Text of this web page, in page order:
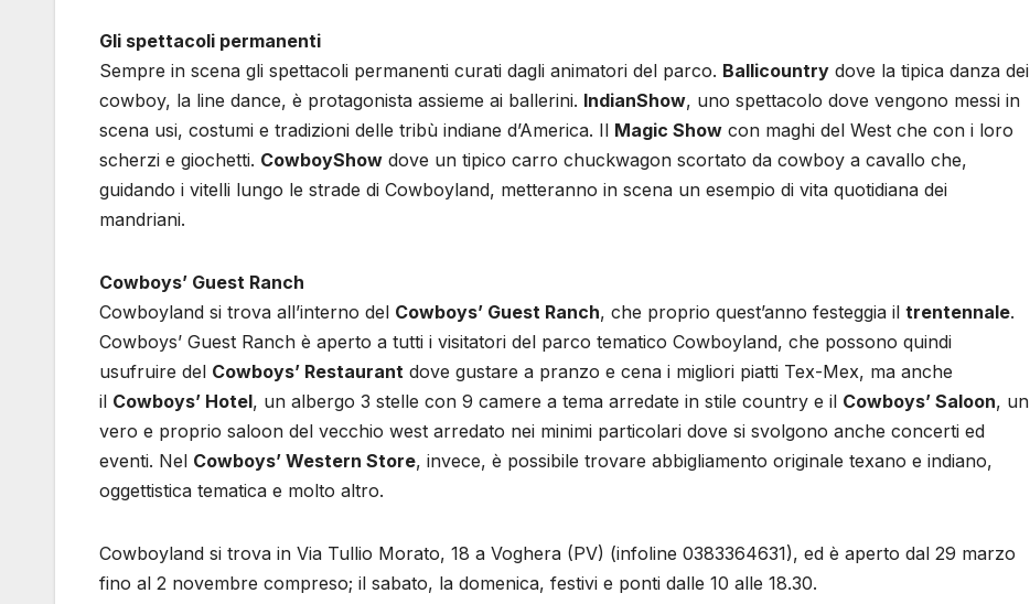
Gli spettacoli permanenti
Sempre in scena gli spettacoli permanenti curati dagli animatori del parco. Ballicountry dove la tipica danza dei
cowboy, la line dance, è protagonista assieme ai ballerini. IndianShow, uno spettacolo dove vengono messi in
scena usi, costumi e tradizioni delle tribù indiane d’America. Il Magic Show con maghi del West che con i loro
scherzi e giochetti. CowboyShow dove un tipico carro chuckwagon scortato da cowboy a cavallo che,
guidando i vitelli lungo le strade di Cowboyland, metteranno in scena un esempio di vita quotidiana dei
mandriani.
Cowboys’ Guest Ranch
Cowboyland si trova all’interno del Cowboys’ Guest Ranch, che proprio quest’anno festeggia il trentennale.
Cowboys’ Guest Ranch è aperto a tutti i visitatori del parco tematico Cowboyland, che possono quindi
usufruire del Cowboys’ Restaurant dove gustare a pranzo e cena i migliori piatti Tex-Mex, ma anche
il Cowboys’ Hotel, un albergo 3 stelle con 9 camere a tema arredate in stile country e il Cowboys’ Saloon, un
vero e proprio saloon del vecchio west arredato nei minimi particolari dove si svolgono anche concerti ed
eventi. Nel Cowboys’ Western Store, invece, è possibile trovare abbigliamento originale texano e indiano,
oggettistica tematica e molto altro.
Cowboyland si trova in Via Tullio Morato, 18 a Voghera (PV) (infoline 0383364631), ed è aperto dal 29 marzo
fino al 2 novembre compreso; il sabato, la domenica, festivi e ponti dalle 10 alle 18.30.